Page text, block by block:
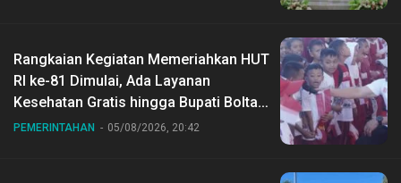
Rangkaian Kegiatan Memeriahkan HUT
RI ke-81 Dimulai, Ada Layanan
Kesehatan Gratis hingga Bupati Boltara
Dr Sirajudin Lasena Ikut Jalan Sehat
PEMERINTAHAN 05/08/2026, 20:42